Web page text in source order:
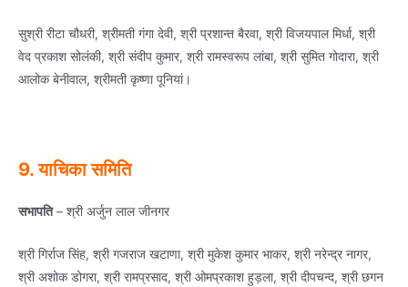
सुश्री रीटा चौधरी, श्रीमती गंगा देवी, श्री प्रशान्‍त बैरवा, श्री विजयपाल मिर्धा, श्री
वेद प्रकाश सोलंकी, श्री संदीप कुमार, श्री रामस्‍वरूप लांबा, श्री सुमित गोदारा, श्री
आलोक बेनीवाल, श्रीमती कृष्‍णा पूनियां।
9. याचिका समिति
सभापति– श्री अर्जुन लाल जीनगर
श्री गिर्राज सिंह, श्री गजराज खटाणा, श्री मुकेश कुमार भाकर, श्री नरेन्‍द्र नागर,
श्री अशोक डोगरा, श्री रामप्रसाद, श्री ओमप्रकाश हुड़ला, श्री दीपचन्‍द, श्री छगन